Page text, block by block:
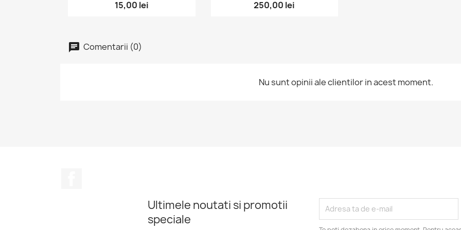
15,00 lei 250,00 lei
Comentarii (0)
Nu sunt opinii ale clientilor in acest moment.
Ultimele noutati si promotii
speciale